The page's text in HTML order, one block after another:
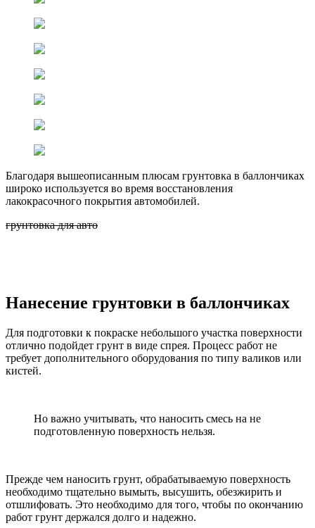
Благодаря вышеописанным плюсам грунтовка в баллончиках
широко используется во время восстановления
лакокрасочного покрытия автомобилей.
грунтовка для авто
Нанесение грунтовки в баллончиках
Для подготовки к покраске небольшого участка поверхности
отлично подойдет грунт в виде спрея. Процесс работ не
требует дополнительного оборудования по типу валиков или
кистей.
Но важно учитывать, что наносить смесь на не
подготовленную поверхность нельзя.
Прежде чем наносить грунт, обрабатываемую поверхность
необходимо тщательно вымыть, высушить, обезжирить и
отшлифовать. Это необходимо для того, чтобы по окончанию
работ грунт держался долго и надежно.